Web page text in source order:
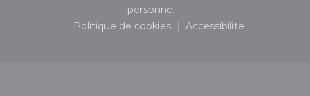
personnel((ouvre une nouvelle fenêtre))
Politique de cookies
((ouvre une nouvelle fenêtre))
Accessibilite
((ouvre une